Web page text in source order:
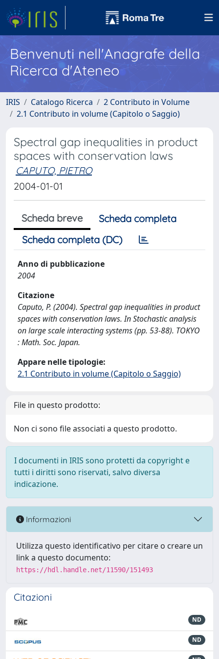
Benvenuti nell'Anagrafe della
Ricerca d'Ateneo
IRIS Catalogo Ricerca
2 Contributo in Volume
2.1 Contributo in volume (Capitolo o Saggio)
Spectral gap inequalities in product
spaces with conservation laws
CAPUTO, PIETRO
2004-01-01
Scheda breve
Scheda completa
Scheda completa (DC)
Anno di pubblicazione
2004
Citazione
Caputo, P. (2004). Spectral gap inequalities in product
spaces with conservation laws. In Stochastic analysis
on large scale interacting systems (pp. 53-88). TOKYO
: Math. Soc. Japan.
Appare nelle tipologie:
2.1 Contributo in volume (Capitolo o Saggio)
File in questo prodotto:
Non ci sono file associati a questo prodotto.
I documenti in IRIS sono protetti da copyright e
tutti i diritti sono riservati, salvo diversa
indicazione.
Informazioni
Utilizza questo identificativo per citare o creare un
link a questo documento:
https://hdl.handle.net/11590/151493
Citazioni
ND
ND